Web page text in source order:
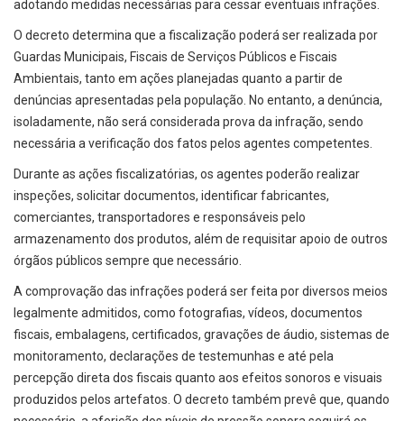
adotando medidas necessárias para cessar eventuais infrações.
O decreto determina que a fiscalização poderá ser realizada por
Guardas Municipais, Fiscais de Serviços Públicos e Fiscais
Ambientais, tanto em ações planejadas quanto a partir de
denúncias apresentadas pela população. No entanto, a denúncia,
isoladamente, não será considerada prova da infração, sendo
necessária a verificação dos fatos pelos agentes competentes.
Durante as ações fiscalizatórias, os agentes poderão realizar
inspeções, solicitar documentos, identificar fabricantes,
comerciantes, transportadores e responsáveis pelo
armazenamento dos produtos, além de requisitar apoio de outros
órgãos públicos sempre que necessário.
A comprovação das infrações poderá ser feita por diversos meios
legalmente admitidos, como fotografias, vídeos, documentos
fiscais, embalagens, certificados, gravações de áudio, sistemas de
monitoramento, declarações de testemunhas e até pela
percepção direta dos fiscais quanto aos efeitos sonoros e visuais
produzidos pelos artefatos. O decreto também prevê que, quando